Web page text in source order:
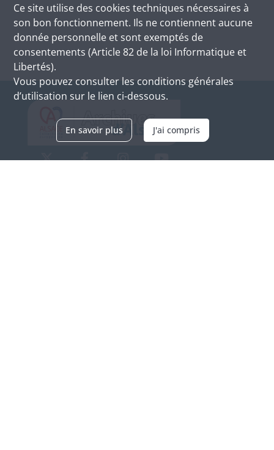
Ce site utilise des cookies techniques nécessaires à
son bon fonctionnement. Ils ne contiennent aucune
donnée personnelle et sont exemptés de
consentements (Article 82 de la loi Informatique et
Libertés).
Vous pouvez consulter les conditions générales
d’utilisation sur le lien ci-dessous.
En savoir plus J'ai compris